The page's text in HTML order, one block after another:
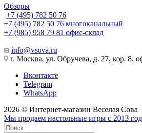
Обзоры
+7 (495) 782 50 76
+7 (495) 782 50 76 многоканальный
+7 (985) 958 79 81 офис-склад
info@vsova.ru
г. Москва, ул. Обручева, д. 27, кор. 8,
Вконтакте
Telegram
WhatsApp
2026 © Интернет-магазин Веселая Сова
Мы продаем настольные игры с 2013